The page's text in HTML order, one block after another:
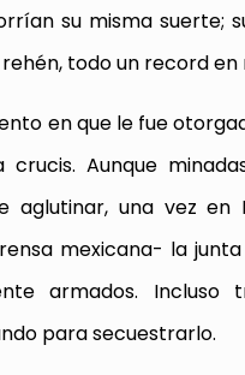
su misma suerte;
todo un record en
en que le fue
Aunque
una vez en
mexicana- la
armados.
para secuestrarlo.